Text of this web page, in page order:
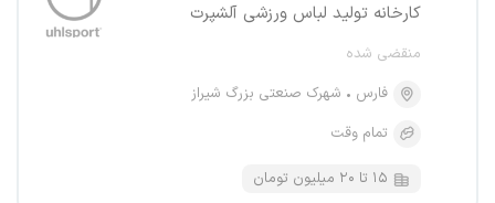
کارخانه تولید لباس ورزشی آلشپرت
منقضی شده
فارس
شهرک صنعتی بزرگ شیراز
تمام وقت
۱۵ تا ۲۰ میلیون تومان